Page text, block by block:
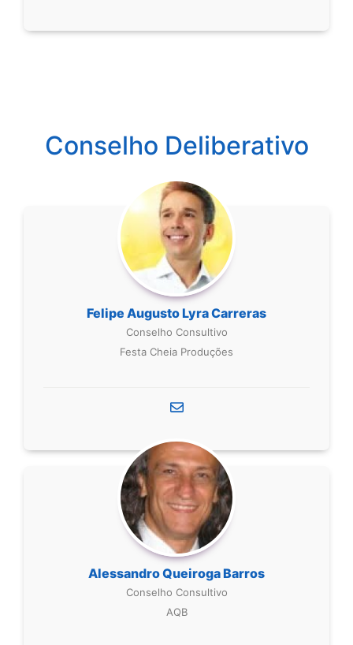
Conselho Deliberativo
Felipe Augusto Lyra Carreras
Conselho Consultivo
Festa Cheia Produções
Alessandro Queiroga Barros
Conselho Consultivo
AQB